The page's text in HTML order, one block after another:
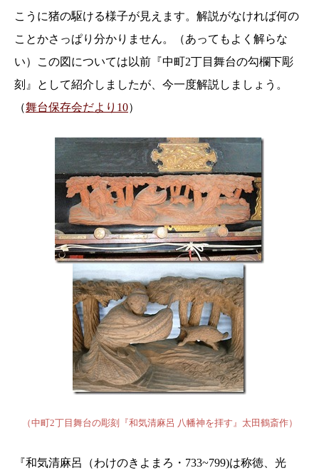
こうに猪の駆ける様子が見えます。解説がなければ何の
ことかさっぱり分かりません。（あってもよく解らな
い）この図については以前『中町2丁目舞台の勾欄下彫
刻』として紹介しましたが、今一度解説しましょう。
（舞台保存会だより10）
（中町2丁目舞台の彫刻『和気清麻呂 八幡神を拝す』太田鶴斎作）
『和気清麻呂（わけのきよまろ・733~799)は称徳、光